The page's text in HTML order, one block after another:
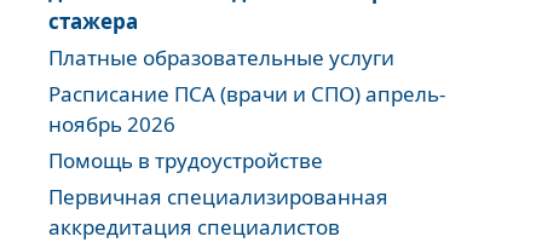
стажера
Платные образовательные услуги
Расписание ПСА (врачи и СПО) апрель-
ноябрь 2026
Помощь в трудоустройстве
Первичная специализированная
аккредитация специалистов